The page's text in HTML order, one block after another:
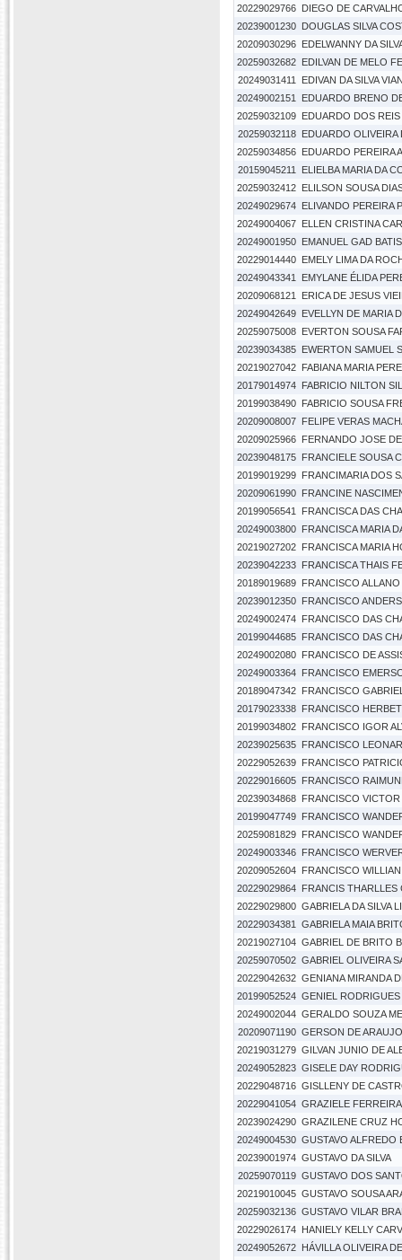
20229029766 DIEGO DE
20239001230 DOUGLAS SILVA
20209030296 EDELWANNY DA
20259032682 EDILVAN DE MELO
20249031411
EDIVAN DA SILVA
20249002151
EDUARDO BRENO
20259032109 EDUARDO DOS
20259032118
EDUARDO OLIVEIRA
20259034856 EDUARDO PEREIRA
20159045211
ELIELBA MARIA DA
20259032412 ELILSON SOUSA
20249029674 ELIVANDO PEREIRA
20249004067 ELLEN CRISTINA
20249001950 EMANUEL GAD
20229014440 EMELY LIMA DA
20249043341
EMYLANE ÉLIDA
20209068121
ERICA DE JESUS
20249042649 EVELLYN DE MARIA
20259075008 EVERTON SOUSA
20239034385 EWERTON SAMUEL
20219027042 FABIANA MARIA
20179014974 FABRICIO NILTON
20199038490 FABRICIO SOUSA
20209008007 FELIPE VERAS
20209025966 FERNANDO JOSE
20239048175 FRANCIELE SOUSA
20199019299 FRANCIMARIA DOS
20209061990 FRANCINE
20199056541
FRANCISCA DAS
20249003800 FRANCISCA MARIA
20219027202 FRANCISCA MARIA
20239042233 FRANCISCA THAIS
20189019689 FRANCISCO
20239012350 FRANCISCO
20249002474 FRANCISCO DAS
20199044685 FRANCISCO DAS
20249002080 FRANCISCO DE
20249003364 FRANCISCO
20189047342 FRANCISCO
20179023338 FRANCISCO
20199034802 FRANCISCO IGOR
20239025635 FRANCISCO
20229052639 FRANCISCO
20229016605 FRANCISCO
20239034868 FRANCISCO VICTOR
20199047749 FRANCISCO
20259081829 FRANCISCO
20249003346 FRANCISCO
20209052604 FRANCISCO WILLIAN
20229029864 FRANCIS THARLLES
20229029800 GABRIELA DA SILVA
20229034381
GABRIELA MAIA
20219027104 GABRIEL DE BRITO
20259070502 GABRIEL OLIVEIRA
20229042632 GENIANA MIRANDA
20199052524 GENIEL
20249002044 GERALDO SOUZA
20209071190 GERSON DE
20219031279 GILVAN JUNIO DE
20249052823 GISELE DAY
20229048716 GISLLENY DE
20229041054 GRAZIELE
20239024290 GRAZILENE CRUZ
20249004530 GUSTAVO ALFREDO
20239001974 GUSTAVO DA SILVA
20259070119 GUSTAVO DOS
20219010045 GUSTAVO SOUSA
20259032136 GUSTAVO VILAR
20229026174 HANIELY KELLY
20249052672 HÁVILLA OLIVEIRA